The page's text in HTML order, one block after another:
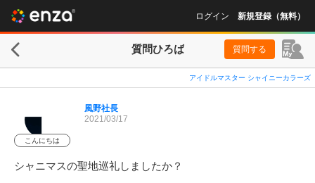
ログイン 新規登録（無料）
質問ひろば 質問する
アイドルマスター シャイニーカラーズ
こんにちは
風野社長
2021/03/17
シャニマスの聖地巡礼しましたか？